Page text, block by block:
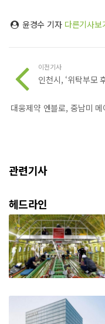
윤경수 기자 다른기사보
이전기사
인천시, ‘위탁부모
대웅제약 엔블로, 중남미
관련기사
헤드라인